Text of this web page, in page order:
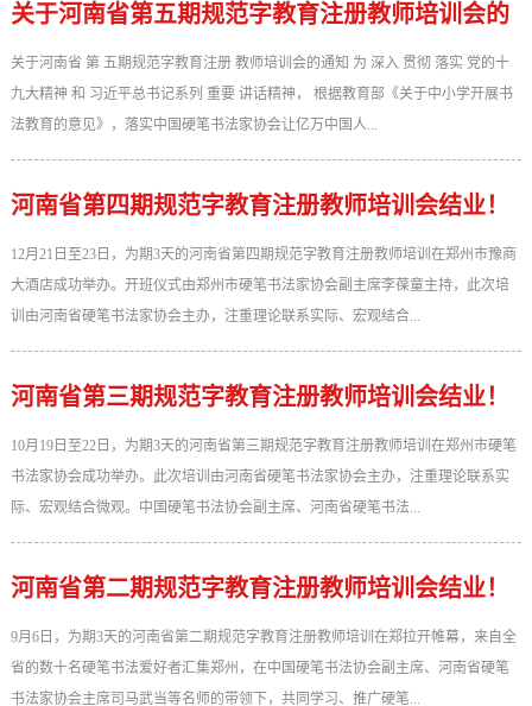
关于河南省第五期规范字教育注册教师培训会的
通知
关于河南省 第 五期规范字教育注册 教师培训会的通知 为 深入 贯彻 落实 党的十
九大精神 和 习近平总书记系列 重要 讲话精神， 根据教育部《关于中小学开展书
法教育的意见》，落实中国硬笔书法家协会让亿万中国人...
河南省第四期规范字教育注册教师培训会结业！
12月21日至23日，为期3天的河南省第四期规范字教育注册教师培训在郑州市豫商
大酒店成功举办。开班仪式由郑州市硬笔书法家协会副主席李葆童主持，此次培
训由河南省硬笔书法家协会主办，注重理论联系实际、宏观结合...
河南省第三期规范字教育注册教师培训会结业！
10月19日至22日，为期3天的河南省第三期规范字教育注册教师培训在郑州市硬笔
书法家协会成功举办。此次培训由河南省硬笔书法家协会主办，注重理论联系实
际、宏观结合微观。中国硬笔书法协会副主席、河南省硬笔书法...
河南省第二期规范字教育注册教师培训会结业！
9月6日，为期3天的河南省第二期规范字教育注册教师培训在郑拉开帷幕，来自全
省的数十名硬笔书法爱好者汇集郑州，在中国硬笔书法协会副主席、河南省硬笔
书法家协会主席司马武当等名师的带领下，共同学习、推广硬笔...